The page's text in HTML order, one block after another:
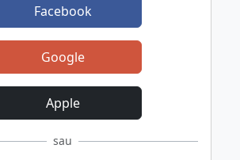
Facebook
Google
Apple
sau